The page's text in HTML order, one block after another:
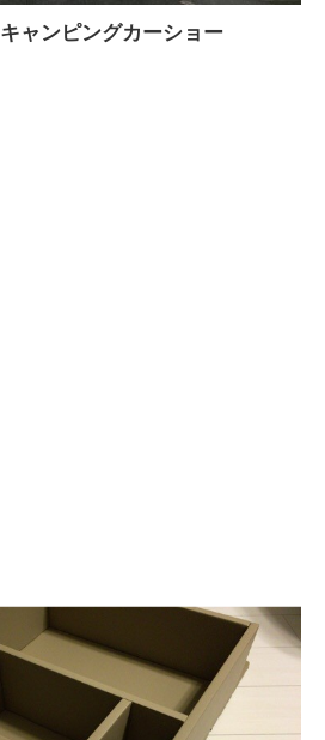
ャンピングカーショー